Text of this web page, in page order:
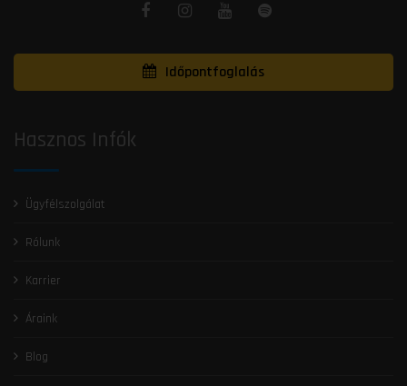
Időpontfoglalás
Hasznos Infók
Ügyfélszolgálat
Rólunk
Karrier
Áraink
Blog